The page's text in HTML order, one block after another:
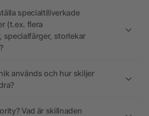
specialtillverkade
(t.ex. flera
storlekar
används och hur skiljer
Vad är skillnaden